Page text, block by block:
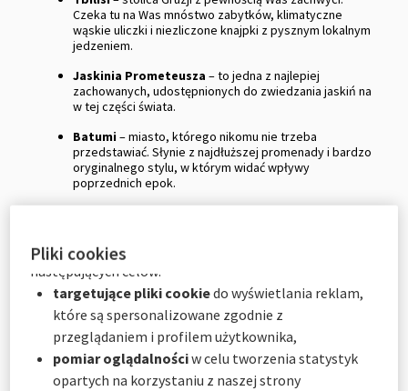
Czeka tu na Was mnóstwo zabytków, klimatyczne
wąskie uliczki i niezliczone knajpki z pysznym lokalnym
jedzeniem.
Jaskinia Prometeusza – to jedna z najlepiej
zachowanych, udostępnionych do zwiedzania jaskiń na
w tej części świata.
Batumi– miasto, którego nikomu nie trzeba
przedstawiać. Słynie z najdłuższej promenady i bardzo
oryginalnego stylu, w którym widać wpływy
poprzednich epok.
tu znajduje się piękny klasztor, który z pewnością
oczaruje nawet osoby unikające podobnych atrakcji.
Borjomi– to mała miejscowość uzdrowiskowa.
Właśnie tu znajdują się źródła jednej z najsłynniejszych
wód mineralnych na świecie. Przypisuje się jej wiele
prozdrowotnych cech.
Kiedy lecieć do Gruzji?
Pliki cookies
będą przechowywane przez6miesięcy.
Użytkownik może wyrazić zgodę na wszystkie lub tylko
niektóre opcjonalne pliki cookie w zależności od ich
kategorii za pośrednictwem Centrum preferencji
plików cookie:
natychmiast, klikając "
wybory" poniżej; lub
w dowolnym momencie, klikając "Centrum
preferencji plików cookie
witryny.
AXA Partners wykorzystuje pliki cookie do
następujących celów:
targetujące pliki cookiedo wyświetlania reklam,
które są spersonalizowane zgodnie z
przeglądaniem i profilem użytkownika,
pomiar oglądalnościw celu tworzenia statystyk
opartych na korzystaniu z naszej strony